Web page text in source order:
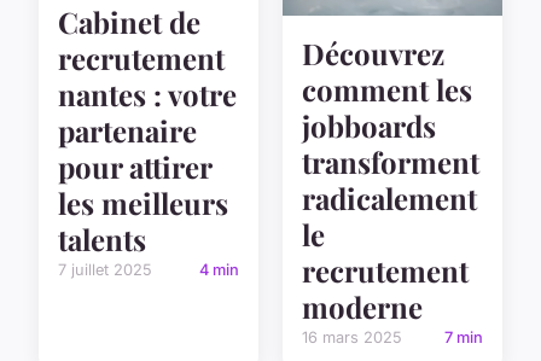
Cabinet de
recrutement
nantes : votre
partenaire
pour attirer
les meilleurs
talents
7 juillet 2025 4 min
Découvrez
comment les
jobboards
transforment
radicalement
le
recrutement
moderne
16 mars 2025 7 min